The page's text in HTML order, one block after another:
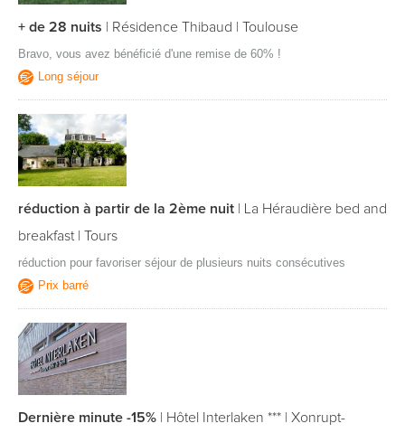
+ de 28 nuits Résidence Thibaud Toulouse
Bravo, vous avez bénéficié d'une remise de 60% !
Long séjour
réduction à partir de la 2ème nuit
La Héraudière bed and
breakfast
Tours
réduction pour favoriser séjour de plusieurs nuits consécutives
Prix barré
Dernière minute -15% Hôtel Interlaken *** Xonrupt-